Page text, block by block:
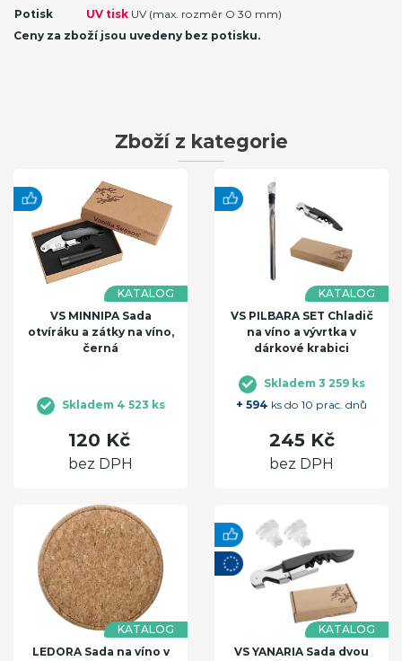
Potisk UV tisk UV (max. rozměr O 30 mm)
Ceny za zboží jsou uvedeny bez potisku.
Zboží z kategorie
KATALOG
VS MINNIPA Sada
otvíráku a zátky na víno,
černá
Skladem 4 523 ks
120 Kč
bez DPH
KATALOG
VS PILBARA SET Chladič
na víno a vývrtka v
dárkové krabici
Skladem 3 259 ks
+ 594 ks do 10 prac. dnů
245 Kč
bez DPH
KATALOG
LEDORA Sada na víno v
KATALOG
VS YANARIA Sada dvou